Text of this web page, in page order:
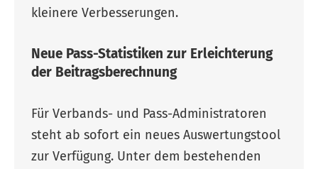
kleinere Verbesserungen.
Neue Pass-Statistiken zur Erleichterung
der Beitragsberechnung
Für Verbands- und Pass-Administratoren
steht ab sofort ein neues Auswertungstool
zur Verfügung. Unter dem bestehenden